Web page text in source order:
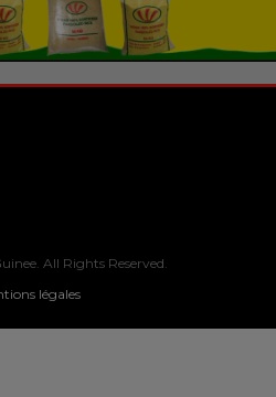
All Rights Reserved.
légales